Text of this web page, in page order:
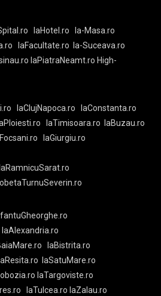
laHotel.ro
la-Masa.ro
laFacultate.ro
la-Suceava.ro
laPiatraNeamt.ro High-
laClujNapoca.ro
laConstanta.ro
laTimisoara.ro
laBuzau.ro
laGiurgiu.ro
laRamnicuSarat.ro
laAlexandria.ro
laBistrita.ro
laResita.ro
laSatuMare.ro
laTargoviste.ro
laTulcea.ro laZalau.ro